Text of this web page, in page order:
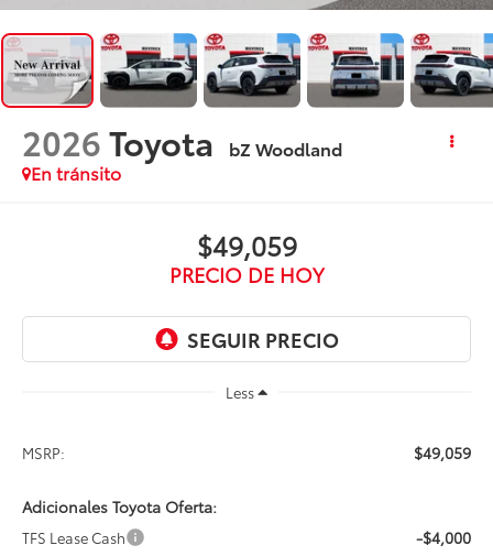
2026Toyota
bZ Woodland
En tránsito
$49,059
PRECIO DE HOY
Less
MSRP: $49,059
Adicionales Toyota Oferta:
TFS Lease Cash -$4,000